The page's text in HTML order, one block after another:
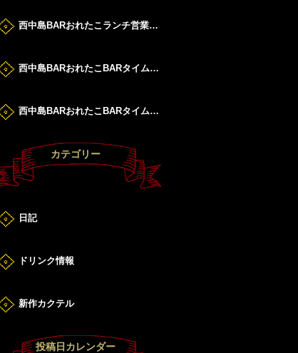
西中島BARおれたこランチ営業DAY！
西中島BARおれたこBARタイムすたーと！
西中島BARおれたこBARタイムすたーと！
カテゴリー
日記
ドリンク情報
新作カクテル
投稿日カレンダー